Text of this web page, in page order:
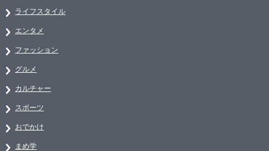
ライフスタイル
エンタメ
ファッション
グルメ
カルチャー
スポーツ
おでかけ
まめ学